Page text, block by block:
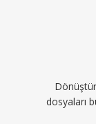
dosyaları